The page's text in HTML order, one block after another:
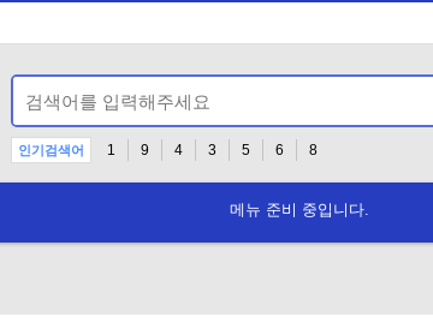
인기검색어 1 9 4 3 5 6 8
메뉴 준비 중입니다.